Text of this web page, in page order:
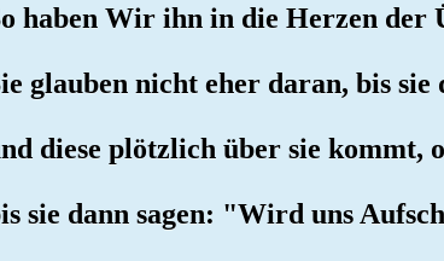
haben Wir ihn in die Herzen der
glauben nicht eher daran, bis
diese plötzlich über sie kommt,
sie dann sagen: "Wird uns